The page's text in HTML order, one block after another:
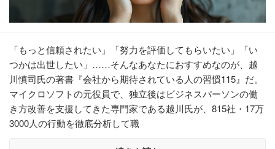
「もっと信頼されたい」「努力を評価してもらいたい」「い
つかは出世したい」……そんなあなたにおすすめなのが、越
川慎司氏の著書『会社から期待されている人の習慣115』だ。
マイクロソフトの元役員で、独立後はビジネスパーソンの働
き方改善を支援してきた専門家である越川氏が、815社・17万
3000人の行動を徹底分析して職